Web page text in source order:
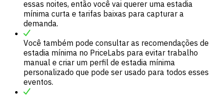
essas noites, então você vai querer uma estadia
mínima curta e tarifas baixas para capturar a
demanda.
Você também pode consultar as recomendações de
estadia mínima no PriceLabs para evitar trabalho
manual e criar um perfil de estadia mínima
personalizado que pode ser usado para todos esses
eventos.